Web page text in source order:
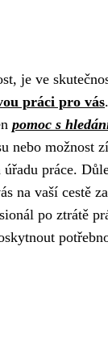
je ve
práci pro vás
pomoc s
nebo možnost
práce.
na vaší cestě
po ztrátě